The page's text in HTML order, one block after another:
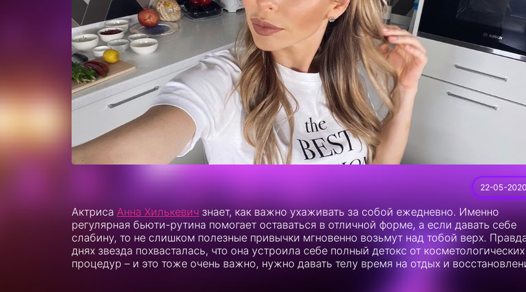
22-05-
Актриса Анна Хилькевич знает, как важно ухаживать за собой ежедневно. Именно
регулярная бьюти-рутина помогает оставаться в отличной форме, а если давать себе
слабину, то не слишком полезные привычки мгновенно возьмут над тобой верх.
днях звезда похвасталась, что она устроила себе полный детокс от косметологических
процедур – и это тоже очень важно, нужно давать телу время на отдых и